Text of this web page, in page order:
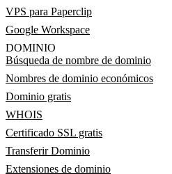
VPS para Paperclip
Google Workspace
DOMINIO
Búsqueda de nombre de dominio
Nombres de dominio económicos
Dominio gratis
WHOIS
Certificado SSL gratis
Transferir Dominio
Extensiones de dominio